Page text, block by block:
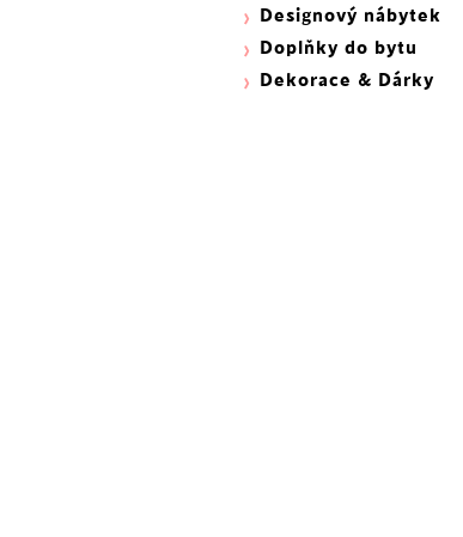
Designový nábytek
Doplňky do bytu
Dekorace & Dárky